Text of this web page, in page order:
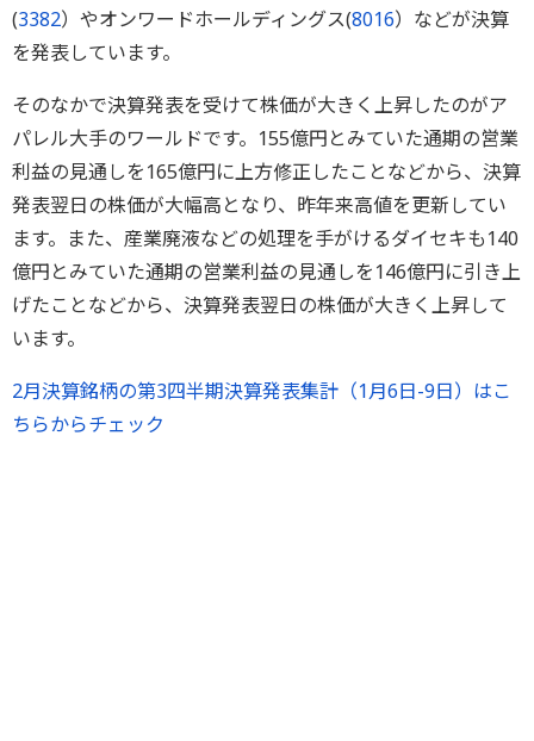
(3382）やオンワードホールディングス(8016）などが決算
を発表しています。
そのなかで決算発表を受けて株価が大きく上昇したのがア
パレル大手のワールドです。155億円とみていた通期の営業
利益の見通しを165億円に上方修正したことなどから、決算
発表翌日の株価が大幅高となり、昨年来高値を更新してい
ます。また、産業廃液などの処理を手がけるダイセキも140
億円とみていた通期の営業利益の見通しを146億円に引き上
げたことなどから、決算発表翌日の株価が大きく上昇して
います。
2月決算銘柄の第3四半期決算発表集計（1月6日-9日）はこ
ちらからチェック